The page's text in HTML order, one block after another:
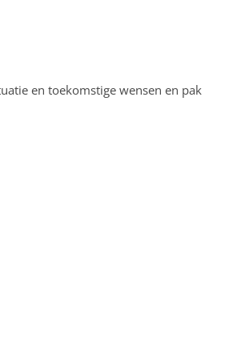
en toekomstige wensen en pak